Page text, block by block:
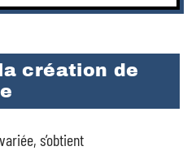
création de
s’obtient